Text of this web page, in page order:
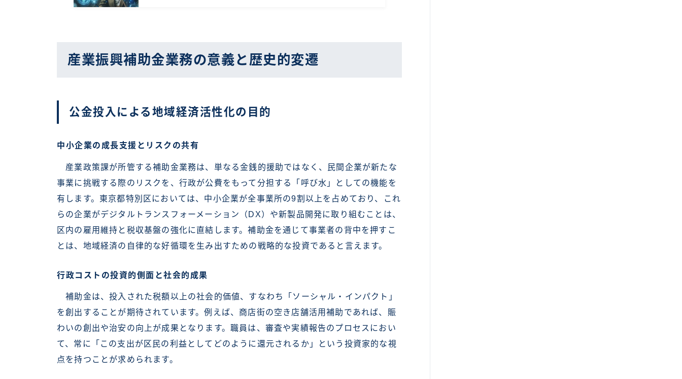
産業振興補助金業務の意義と歴史的変遷
公金投入による地域経済活性化の目的
中小企業の成長支援とリスクの共有
産業政策課が所管する補助金業務は、単なる金銭的援助ではなく、民間企業が新たな
事業に挑戦する際のリスクを、行政が公費をもって分担する「呼び水」としての機能を
有します。東京都特別区においては、中小企業が全事業所の9割以上を占めており、これ
らの企業がデジタルトランスフォーメーション（DX）や新製品開発に取り組むことは、
区内の雇用維持と税収基盤の強化に直結します。補助金を通じて事業者の背中を押すこ
とは、地域経済の自律的な好循環を生み出すための戦略的な投資であると言えます。
行政コストの投資的側面と社会的成果
補助金は、投入された税額以上の社会的価値、すなわち「ソーシャル・インパクト」
を創出することが期待されています。例えば、商店街の空き店舗活用補助であれば、賑
わいの創出や治安の向上が成果となります。職員は、審査や実績報告のプロセスにおい
て、常に「この支出が区民の利益としてどのように還元されるか」という投資家的な視
点を持つことが求められます。